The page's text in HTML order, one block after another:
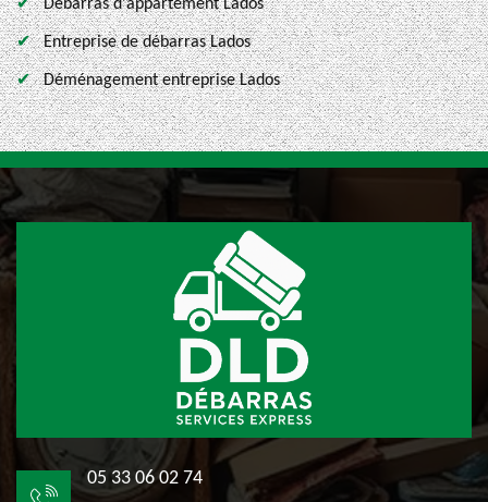
Débarras d'appartement Lados
Entreprise de débarras Lados
Déménagement entreprise Lados
05 33 06 02 74